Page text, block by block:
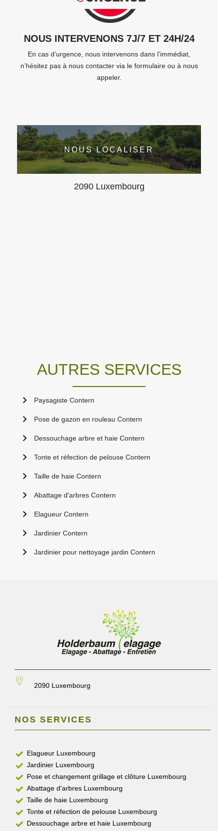
NOUS INTERVENONS 7J/7 ET 24H/24
En cas d’urgence, nous intervenons dans l’immédiat,
n’hésitez pas à nous contacter via le formulaire ou à nous
appeler.
NOUS LOCALISER
2090 Luxembourg
AUTRES SERVICES
Paysagiste Contern
Pose de gazon en rouleau Contern
Dessouchage arbre et haie Contern
Tonte et réfection de pelouse Contern
Taille de haie Contern
Abattage d'arbres Contern
Elagueur Contern
Jardinier Contern
Jardinier pour nettoyage jardin Contern
2090 Luxembourg
NOS SERVICES
Elagueur Luxembourg
Jardinier Luxembourg
Pose et changement grillage et clôture Luxembourg
Abattage d'arbres Luxembourg
Taille de haie Luxembourg
Tonte et réfection de pelouse Luxembourg
Dessouchage arbre et haie Luxembourg